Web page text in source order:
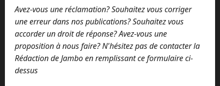
Avez-vous une réclamation? Souhaitez vous corriger
une erreur dans nos publications? Souhaitez vous
accorder un droit de réponse? Avez-vous une
proposition à nous faire? N'hésitez pas de contacter la
Rédaction de Jambo en remplissant ce formulaire ci-
dessus